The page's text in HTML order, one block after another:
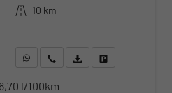
Kilometerstand 10 km
WhatsApp anfragen
Wir rufen Sie anFahrzeugexposé (PDF)
6,70 l/100km